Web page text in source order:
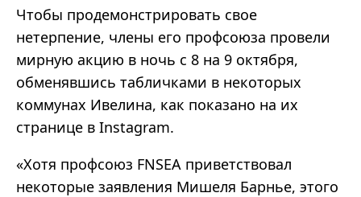
Чтобы продемонстрировать свое
нетерпение, члены его профсоюза провели
мирную акцию в ночь с 8 на 9 октября,
обменявшись табличками в некоторых
коммунах Ивелина, как показано на их
странице в Instagram.
«Хотя профсоюз FNSEA приветствовал
некоторые заявления Мишеля Барнье, этого